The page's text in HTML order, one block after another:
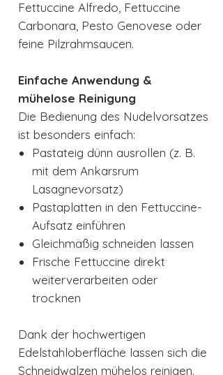
Fettuccine Alfredo, Fettuccine
Carbonara, Pesto Genovese oder
feine Pilzrahmsaucen.
Einfache Anwendung &
mühelose Reinigung
Die Bedienung des Nudelvorsatzes
ist besonders einfach:
Pastateig dünn ausrollen (z. B.
mit dem Ankarsrum
Lasagnevorsatz)
Pastaplatten in den Fettuccine-
Aufsatz einführen
Gleichmäßig schneiden lassen
Frische Fettuccine direkt
weiterverarbeiten oder
trocknen
Dank der hochwertigen
Edelstahloberfläche lassen sich die
Schneidwalzen mühelos reinigen.